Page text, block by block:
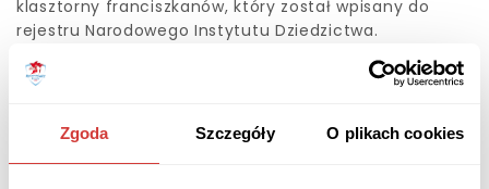
Zgoda Szczegóły O plikach cookies
klasztorny franciszkanów, który został wpisany do
rejestru Narodowego Instytutu Dziedzictwa.
SOBÓTKA